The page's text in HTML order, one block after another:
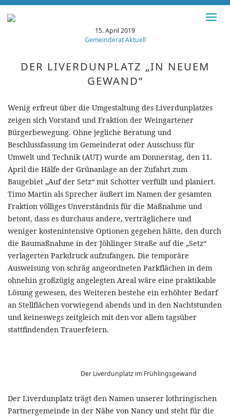
15. April 2019
Gemeinderat Aktuell
DER LIVERDUNPLATZ „IN NEUEM
GEWAND“
Wenig erfreut über die Umgestaltung des Liverdunplatzes
zeigen sich Vorstand und Fraktion der Weingartener
Bürgerbewegung. Ohne jegliche Beratung und
Beschlussfassung im Gemeinderat oder Ausschuss für
Umwelt und Technik (AUT) wurde am Donnerstag, den 11.
April die Hälfe der Grünanlage an der Zufahrt zum
Baugebiet „Auf der Setz“ mit Schotter verfüllt und planiert.
Timo Martin als Sprecher äußert im Namen der gesamten
Fraktion völliges Unverständnis für die Maßnahme und
betont, dass es durchaus andere, verträglichere und
weniger kostenintensive Optionen gegeben hätte, den durch
die Baumaßnahme in der Jöhlinger Straße auf die „Setz“
verlagerten Parkdruck aufzufangen. Die temporäre
Ausweisung von schräg angeordneten Parkflächen in dem
ohnehin großzügig angelegten Areal wäre eine praktikable
Lösung gewesen, des Weiteren bestehe ein erhöhter Bedarf
an Stellflächen vorwiegend abends und in den Nachtstunden
und keineswegs zeitgleich mit den vor allem tagsüber
stattfindenden Trauerfeiern.
Der Liverdunplatz im Frühlingsgewand
Der Liverdunplatz trägt den Namen unserer lothringischen
Partnergemeinde in der Nähe von Nancy und steht für die